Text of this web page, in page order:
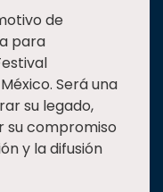
de
para
Será una
su legado,
compromiso
y la difusión